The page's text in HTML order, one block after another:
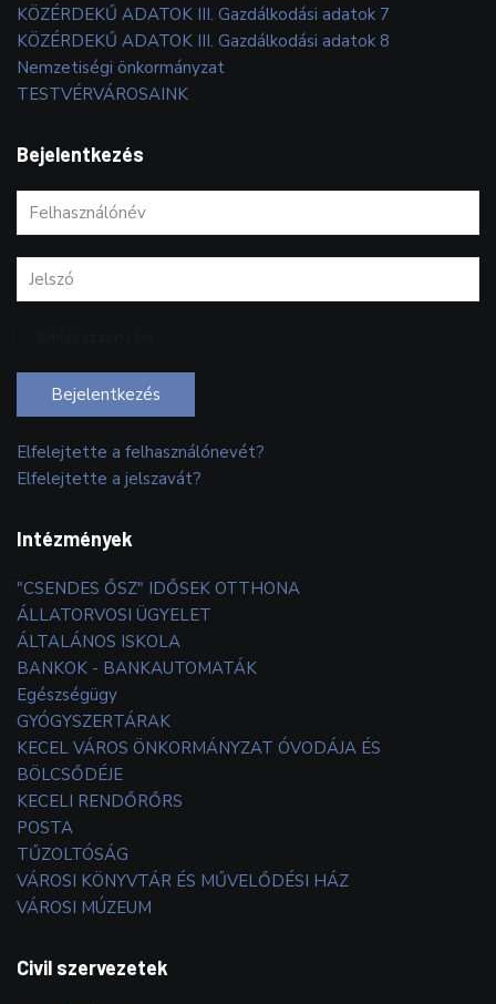
KÖZÉRDEKŰ ADATOK III. Gazdálkodási adatok 7
KÖZÉRDEKŰ ADATOK III. Gazdálkodási adatok 8
Nemzetiségi önkormányzat
TESTVÉRVÁROSAINK
Bejelentkezés
Bejelentkezés
Elfelejtette a felhasználónevét?
Elfelejtette a jelszavát?
Intézmények
"CSENDES ŐSZ" IDŐSEK OTTHONA
ÁLLATORVOSI ÜGYELET
ÁLTALÁNOS ISKOLA
BANKOK - BANKAUTOMATÁK
Egészségügy
GYÓGYSZERTÁRAK
KECEL VÁROS ÖNKORMÁNYZAT ÓVODÁJA ÉS
BÖLCSŐDÉJE
KECELI RENDŐRŐRS
POSTA
TŰZOLTÓSÁG
VÁROSI KÖNYVTÁR ÉS MŰVELŐDÉSI HÁZ
VÁROSI MÚZEUM
Civil szervezetek